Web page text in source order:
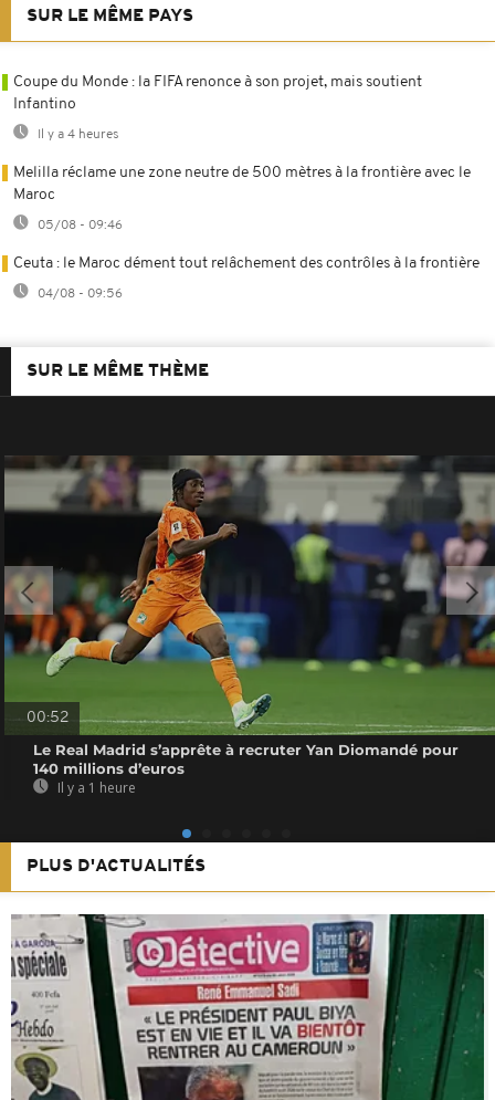
SUR LE MÊME PAYS
Coupe du Monde : la FIFA renonce à son projet, mais soutient
Infantino
Il y a 4 heures
Melilla réclame une zone neutre de 500 mètres à la frontière avec le
Maroc
05/08 - 09:46
Ceuta : le Maroc dément tout relâchement des contrôles à la frontière
04/08 - 09:56
SUR LE MÊME THÈME
00:52
Le Real Madrid s’apprête à recruter Yan Diomandé pour
140 millions d’euros
Il y a 1 heure
PLUS D'ACTUALITÉS